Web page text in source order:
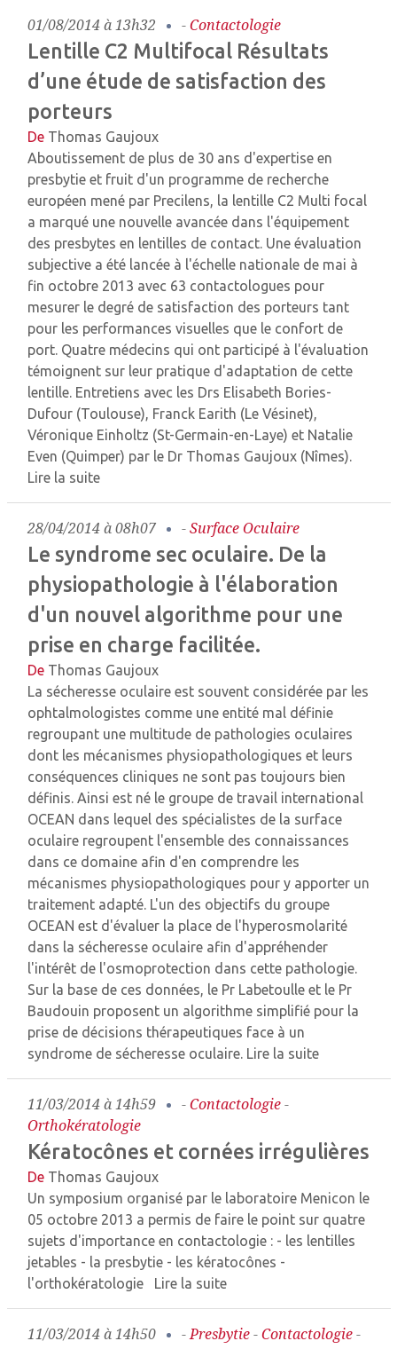
01/08/2014 à 13h32 -Contactologie
Lentille C2 Multifocal Résultats
d’une étude de satisfaction des
porteurs
De Thomas Gaujoux
Aboutissement de plus de 30 ans d'expertise en
presbytie et fruit d'un programme de recherche
européen mené par Precilens, la lentille C2 Multi focal
a marqué une nouvelle avancée dans l'équipement
des presbytes en lentilles de contact. Une évaluation
subjective a été lancée à l'échelle nationale de mai à
fin octobre 2013 avec 63 contactologues pour
mesurer le degré de satisfaction des porteurs tant
pour les performances visuelles que le confort de
port. Quatre médecins qui ont participé à l'évaluation
témoignent sur leur pratique d'adaptation de cette
lentille. Entretiens avec les Drs Elisabeth Bories-
Dufour (Toulouse), Franck Earith (Le Vésinet),
Véronique Einholtz (St-Germain-en-Laye) et Natalie
Even (Quimper) par le Dr Thomas Gaujoux (Nîmes).
Lire la suite
28/04/2014 à 08h07 -Surface Oculaire
Le syndrome sec oculaire. De la
physiopathologie à l'élaboration
d'un nouvel algorithme pour une
prise en charge facilitée.
De Thomas Gaujoux
La sécheresse oculaire est souvent considérée par les
ophtalmologistes comme une entité mal définie
regroupant une multitude de pathologies oculaires
dont les mécanismes physiopathologiques et leurs
conséquences cliniques ne sont pas toujours bien
définis. Ainsi est né le groupe de travail international
OCEAN dans lequel des spécialistes de la surface
oculaire regroupent l'ensemble des connaissances
dans ce domaine afin d'en comprendre les
mécanismes physiopathologiques pour y apporter un
traitement adapté. L'un des objectifs du groupe
OCEAN est d'évaluer la place de l'hyperosmolarité
dans la sécheresse oculaire afin d'appréhender
l'intérêt de l'osmoprotection dans cette pathologie.
Sur la base de ces données, le Pr Labetoulle et le Pr
Baudouin proposent un algorithme simplifié pour la
prise de décisions thérapeutiques face à un
syndrome de sécheresse oculaire. Lire la suite
11/03/2014 à 14h59 -Contactologie-
Orthokératologie
Kératocônes et cornées irrégulières
De Thomas Gaujoux
Un symposium organisé par le laboratoire Menicon le
05 octobre 2013 a permis de faire le point sur quatre
sujets d'importance en contactologie : - les lentilles
jetables - la presbytie - les kératocônes -
l'orthokératologie Lire la suite
11/03/2014 à 14h50 -Presbytie-Contactologie-